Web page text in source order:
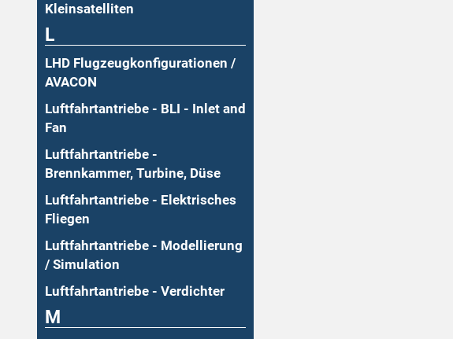
Kleinsatelliten
L
LHD Flugzeugkonfigurationen /
AVACON
Luftfahrtantriebe - BLI - Inlet and
Fan
Luftfahrtantriebe -
Brennkammer, Turbine, Düse
Luftfahrtantriebe - Elektrisches
Fliegen
Luftfahrtantriebe - Modellierung
/ Simulation
Luftfahrtantriebe - Verdichter
M